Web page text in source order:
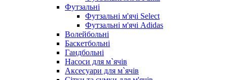
Футзальні
Футзальні м'ячі Select
Футзальні м'ячі Adidas
Волейбольні
Баскетбольні
Гандбольні
Насоси для м`ячів
Аксесуари для м`ячів